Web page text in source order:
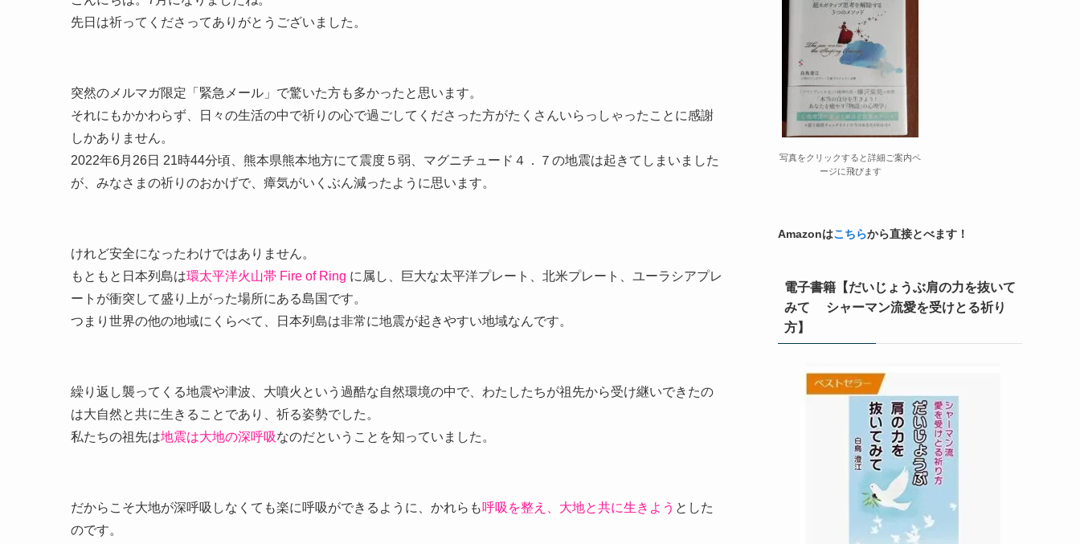
先日は祈ってくださってありがとうございました。
突然のメルマガ限定「緊急メール」で驚いた方も多かったと思います。
それにもかかわらず、日々の生活の中で祈りの心で過ごしてくださった方がたくさんいらっしゃったことに感謝
しかありません。
2022年6月26日 21時44分頃、熊本県熊本地方にて震度５弱、マグニチュード４．７の地震は起きてしまいました
が、みなさまの祈りのおかげで、瘴気がいくぶん減ったように思います。
けれど安全になったわけではありません。
もともと日本列島は環太平洋火山帯 Fire of Ring に属し、巨大な太平洋プレート、北米プレート、ユーラシアプレ
ートが衝突して盛り上がった場所にある島国です。
つまり世界の他の地域にくらべて、日本列島は非常に地震が起きやすい地域なんです。
繰り返し襲ってくる地震や津波、大噴火という過酷な自然環境の中で、わたしたちが祖先から受け継いできたの
は大自然と共に生きることであり、祈る姿勢でした。
私たちの祖先は地震は大地の深呼吸なのだということを知っていました。
だからこそ大地が深呼吸しなくても楽に呼吸ができるように、かれらも呼吸を整え、大地と共に生きよう とした
のです。
写真をクリックすると詳細ご案内ペ
ージに飛びます
Amazonはこちらから直接とべます！
電子書籍【だいじょうぶ肩の力を抜いて
みて シャーマン流愛を受けとる祈り
方】